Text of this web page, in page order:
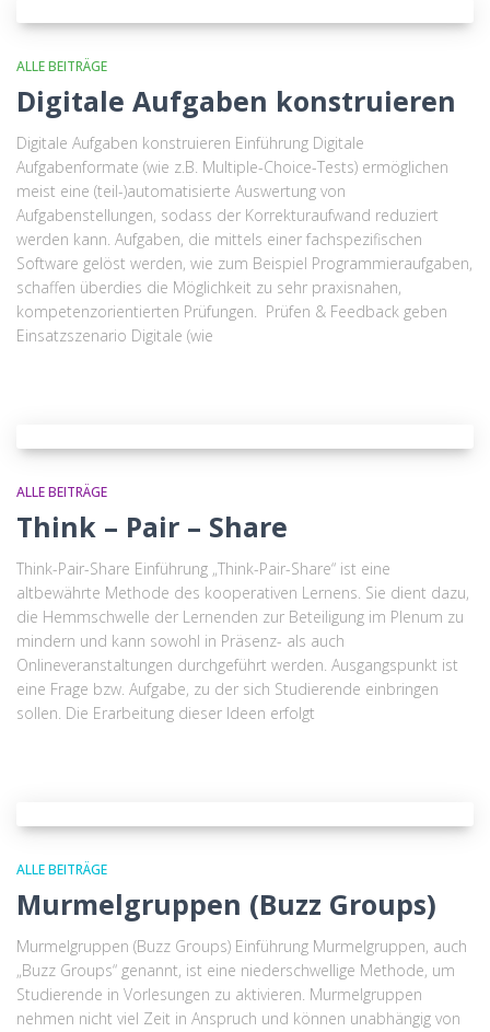
ALLE BEITRÄGE
Digitale Aufgaben konstruieren
Digitale Aufgaben konstruieren Einführung Digitale
Aufgabenformate (wie z.B. Multiple-Choice-Tests) ermöglichen
meist eine (teil-)automatisierte Auswertung von
Aufgabenstellungen, sodass der Korrekturaufwand reduziert
werden kann. Aufgaben, die mittels einer fachspezifischen
Software gelöst werden, wie zum Beispiel Programmieraufgaben,
schaffen überdies die Möglichkeit zu sehr praxisnahen,
kompetenzorientierten Prüfungen. Prüfen & Feedback geben
Einsatzszenario Digitale (wie
ALLE BEITRÄGE
Think – Pair – Share
Think-Pair-Share Einführung „Think-Pair-Share“ ist eine
altbewährte Methode des kooperativen Lernens. Sie dient dazu,
die Hemmschwelle der Lernenden zur Beteiligung im Plenum zu
mindern und kann sowohl in Präsenz- als auch
Onlineveranstaltungen durchgeführt werden. Ausgangspunkt ist
eine Frage bzw. Aufgabe, zu der sich Studierende einbringen
sollen. Die Erarbeitung dieser Ideen erfolgt
ALLE BEITRÄGE
Murmelgruppen (Buzz Groups)
Murmelgruppen (Buzz Groups) Einführung Murmelgruppen, auch
„Buzz Groups“ genannt, ist eine niederschwellige Methode, um
Studierende in Vorlesungen zu aktivieren. Murmelgruppen
nehmen nicht viel Zeit in Anspruch und können unabhängig von